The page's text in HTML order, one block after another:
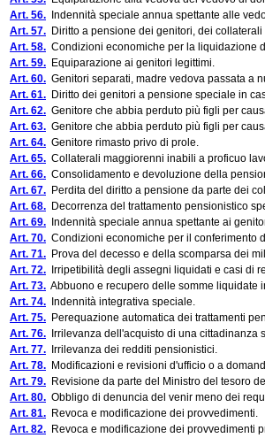
Art. 56. Indennità speciale annua spettante alle
Art. 57. Diritto a pensione dei genitori, dei
Art. 58. Condizioni economiche per la liquidazione
Art. 59. Equiparazione ai genitori legittimi.
Art. 60. Genitori separati, madre vedova passata a
Art. 61. Diritto dei genitori a pensione speciale in
Art. 62. Genitore che abbia perduto più figli per
Art. 63. Genitore che abbia perduto più figli per
Art. 64. Genitore rimasto privo di prole.
Art. 65. Collaterali maggiorenni inabili a proficuo
Art. 66. Consolidamento e devoluzione della
Art. 67. Perdita del diritto a pensione da parte dei
Art. 68. Decorrenza del trattamento pensionistico
Art. 69. Indennità speciale annua spettante ai
Art. 70. Condizioni economiche per il conferimento
Art. 71. Prova del decesso e della scomparsa dei
Art. 72. Irripetibilità degli assegni liquidati e casi di
Art. 73. Abbuono e recupero delle somme liquidate
Art. 74. Indennità integrativa speciale.
Art. 75. Perequazione automatica dei trattamenti
Art. 76. Irrilevanza dell'acquisto di una cittadinanza
Art. 77. Irrilevanza dei redditi pensionistici.
Art. 78. Modificazioni e revisioni d'ufficio o a
Art. 79. Revisione da parte del Ministro del tesoro
Art. 80. Obbligo di denuncia del venir meno dei
Art. 81. Revoca e modificazione dei provvedimenti.
Art. 82. Revoca e modificazione dei provvedimenti